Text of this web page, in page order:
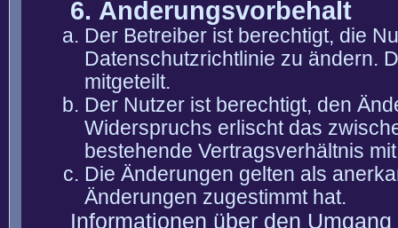
6. Änderungsvorbehalt
Der Betreiber ist berechtigt, die
Datenschutzrichtlinie zu ändern.
mitgeteilt.
Der Nutzer ist berechtigt, den
Widerspruchs erlischt das
bestehende Vertragsverhältnis
Die Änderungen gelten als
Änderungen zugestimmt hat.
Informationen über den